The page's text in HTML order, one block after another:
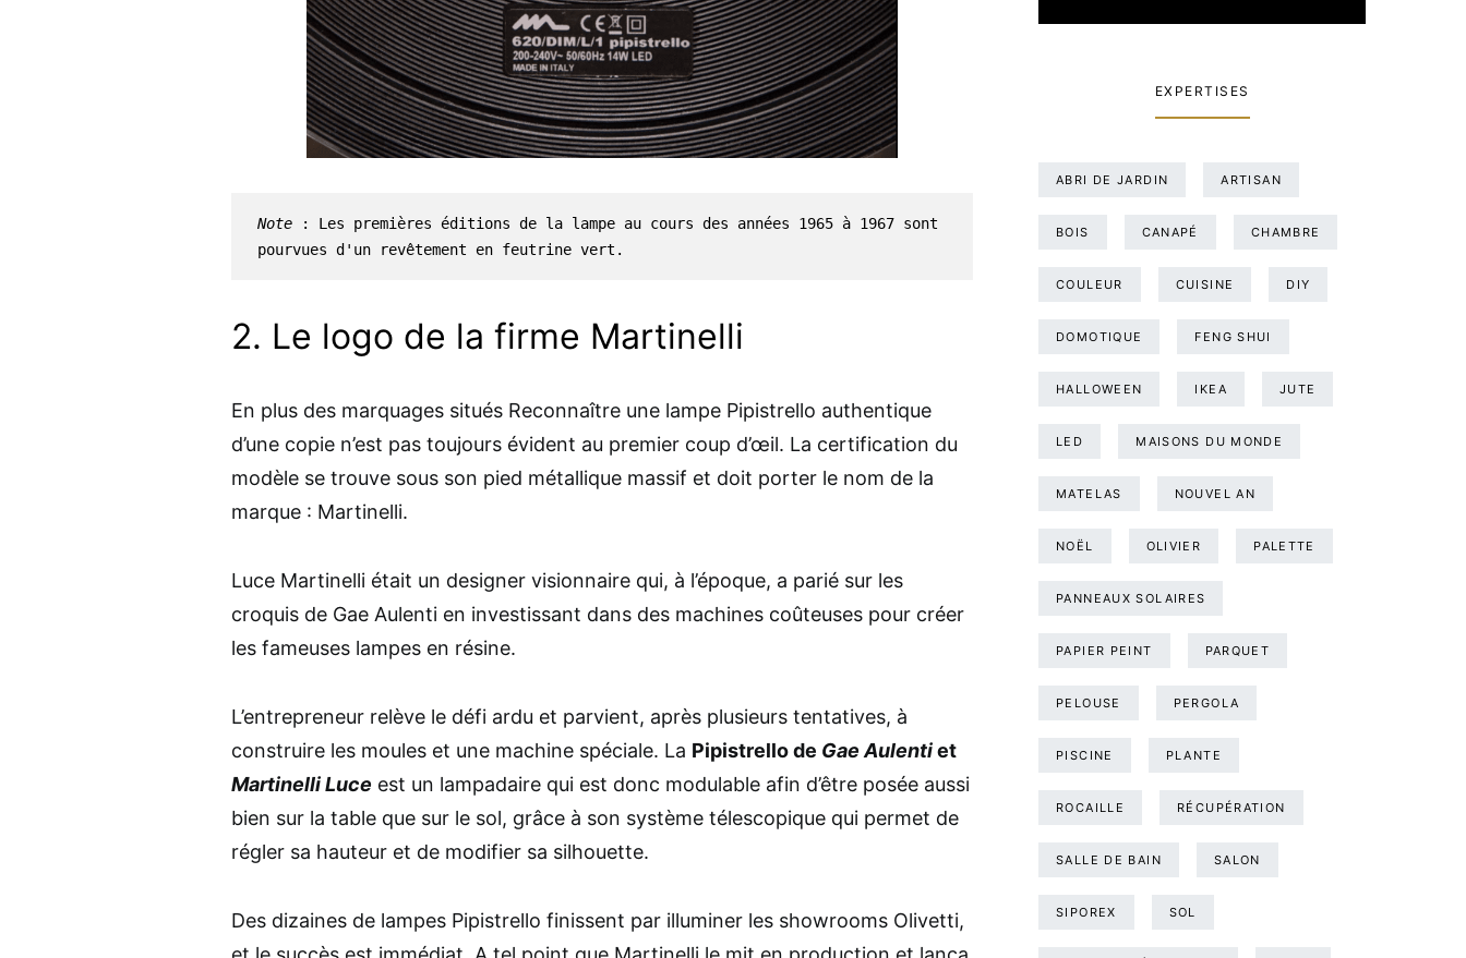
Note : Les premières éditions de la lampe au cours des années 1965 à 1967 sont
pourvues d'un revêtement en feutrine vert.
2. Le logo de la firme Martinelli
En plus des marquages situés Reconnaître une lampe Pipistrello authentique
d’une copie n’est pas toujours évident au premier coup d’œil. La certification du
modèle se trouve sous son pied métallique massif et doit porter le nom de la
marque : Martinelli.
Luce Martinelli était un designer visionnaire qui, à l’époque, a parié sur les
croquis de Gae Aulenti en investissant dans des machines coûteuses pour créer
les fameuses lampes en résine.
L’entrepreneur relève le défi ardu et parvient, après plusieurs tentatives, à
construire les moules et une machine spéciale. La Pipistrello de Gae Aulentiet
Martinelli Luce est un lampadaire qui est donc modulable afin d’être posée aussi
bien sur la table que sur le sol, grâce à son système télescopique qui permet de
régler sa hauteur et de modifier sa silhouette.
Des dizaines de lampes Pipistrello finissent par illuminer les showrooms Olivetti,
EXPERTISES
ABRI DE JARDIN ARTISAN
BOIS CANAPÉ CHAMBRE
COULEUR CUISINE DIY
DOMOTIQUE FENG SHUI
HALLOWEEN IKEA JUTE
LED MAISONS DU MONDE
MATELAS NOUVEL AN
NOËL OLIVIER PALETTE
PANNEAUX SOLAIRES
PAPIER PEINT PARQUET
PELOUSE PERGOLA
PISCINE PLANTE
ROCAILLE RÉCUPÉRATION
SALLE DE BAIN SALON
SIPOREX SOL